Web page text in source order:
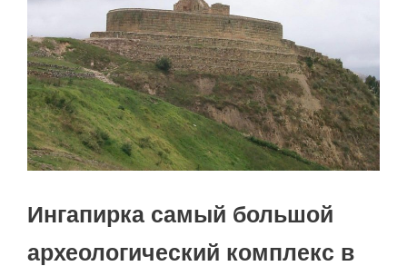
Ингапирка самый большой
археологический комплекс в